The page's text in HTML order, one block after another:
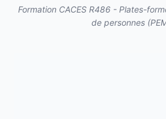
Formation CACES R486 - Plates-
de personnes